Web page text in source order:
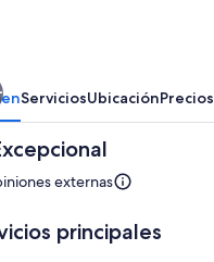
ServiciosUbicaciónPrecios
10,
externas
principales